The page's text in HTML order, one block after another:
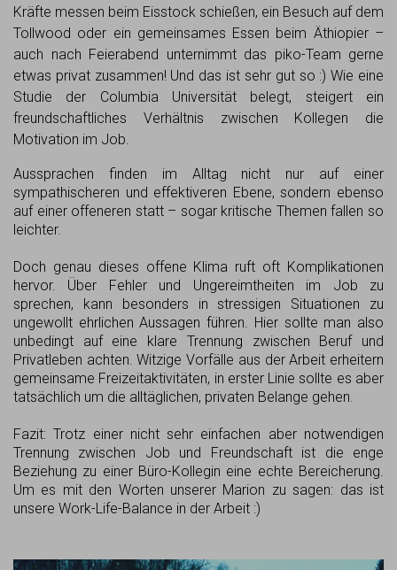
Kräfte messen beim Eisstock schießen, ein Besuch auf dem
Tollwood oder ein gemeinsames Essen beim Äthiopier –
auch nach Feierabend unternimmt das piko-Team gerne
etwas privat zusammen! Und das ist sehr gut so :) Wie eine
Studie der Columbia Universität belegt, steigert ein
freundschaftliches Verhältnis zwischen Kollegen die
Motivation im Job.
Aussprachen finden im Alltag nicht nur auf einer
sympathischeren und effektiveren Ebene, sondern ebenso
auf einer offeneren statt – sogar kritische Themen fallen so
leichter.
Doch genau dieses offene Klima ruft oft Komplikationen
hervor. Über Fehler und Ungereimtheiten im Job zu
sprechen, kann besonders in stressigen Situationen zu
ungewollt ehrlichen Aussagen führen. Hier sollte man also
unbedingt auf eine klare Trennung zwischen Beruf und
Privatleben achten. Witzige Vorfälle aus der Arbeit erheitern
gemeinsame Freizeitaktivitäten, in erster Linie sollte es aber
tatsächlich um die alltäglichen, privaten Belange gehen.
Fazit: Trotz einer nicht sehr einfachen aber notwendigen
Trennung zwischen Job und Freundschaft ist die enge
Beziehung zu einer Büro-Kollegin eine echte Bereicherung.
Um es mit den Worten unserer Marion zu sagen: das ist
unsere Work-Life-Balance in der Arbeit :)